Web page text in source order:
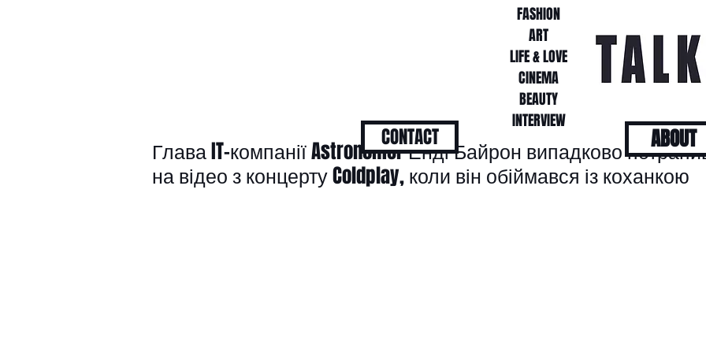
FASHION
ART
LIFE & LOVE
CINEMA
BEAUTY
INTERVIEW
Глава IT-компанії Astronomer Енді Байрон випадково
на відео з концерту Coldplay, коли він обіймався із коханкою
CONTACT ABOUT
FASHION
ART
LIFE & LOVE
CINEMA
BEAUTY
INTERVIEW